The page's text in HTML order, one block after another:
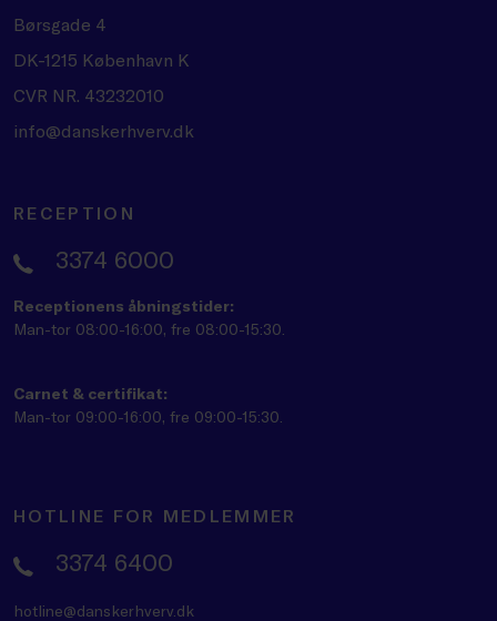
Børsgade 4
DK-1215 København K
CVR NR. 43232010
info@danskerhverv.dk
RECEPTION
3374 6000
Receptionens åbningstider:
Man-tor 08:00-16:00, fre 08:00-15:30.
Carnet & certifikat:
Man-tor 09:00-16:00, fre 09:00-15:30.
HOTLINE FOR MEDLEMMER
3374 6400
hotline@danskerhverv.dk